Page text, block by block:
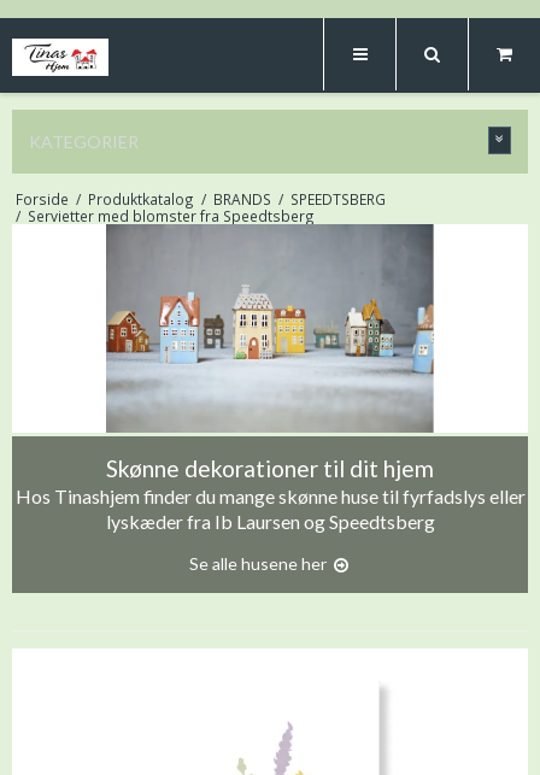
KATEGORIER
Forside / Produktkatalog / BRANDS / SPEEDTSBERG
/ Servietter med blomster fra Speedtsberg
Skønne dekorationer til dit hjem
Hos Tinashjem finder du mange skønne huse til fyrfadslys eller
lyskæder fra Ib Laursen og Speedtsberg
Se alle husene her